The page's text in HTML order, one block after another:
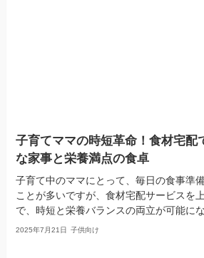
子育てママの時短革命！食材宅配
な家事と栄養満点の食卓
子育て中のママにとって、毎日の食事準
ことが多いですが、食材宅配サービスを
で、時短と栄養バランスの両立が可能に
2025年7月21日 子供向け